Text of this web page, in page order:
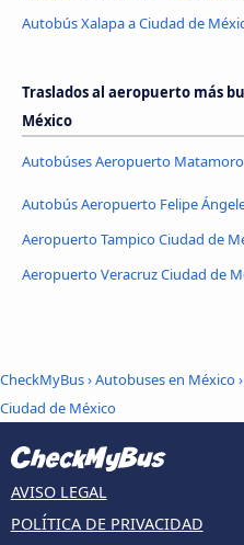
Autobús Xalapa a Ciudad de
Traslados al aeropuerto más
México
Autobúses Aeropuerto
Autobús Aeropuerto Felipe
Aeropuerto Tampico Ciudad de
Aeropuerto Veracruz Ciudad de
CheckMyBus›Autobuses en México›
Ciudad de México
AVISO LEGAL
POLÍTICA DE PRIVACIDAD